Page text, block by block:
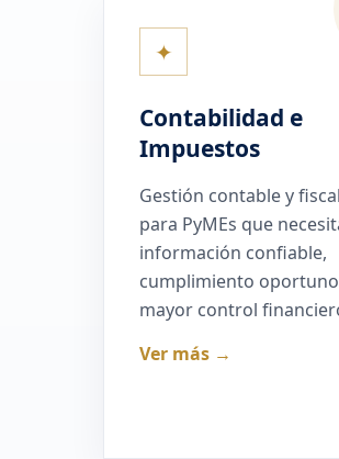
✦
Contabilidad e
Impuestos
Gestión contable y fiscal
para PyMEs que
información confiable,
cumplimiento
mayor control
Ver más →